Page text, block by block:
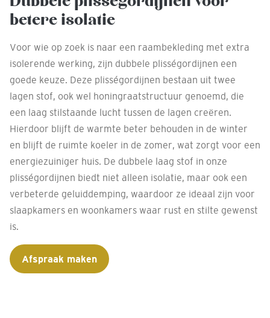
betere isolatie
Voor wie op zoek is naar een raambekleding met extra
isolerende werking, zijn dubbele plisségordijnen een
goede keuze. Deze plisségordijnen bestaan uit twee
lagen stof, ook wel honingraatstructuur genoemd, die
een laag stilstaande lucht tussen de lagen creëren.
Hierdoor blijft de warmte beter behouden in de winter
en blijft de ruimte koeler in de zomer, wat zorgt voor een
energiezuiniger huis. De dubbele laag stof in onze
plisségordijnen biedt niet alleen isolatie, maar ook een
verbeterde geluiddemping, waardoor ze ideaal zijn voor
slaapkamers en woonkamers waar rust en stilte gewenst
is.
Afspraak maken